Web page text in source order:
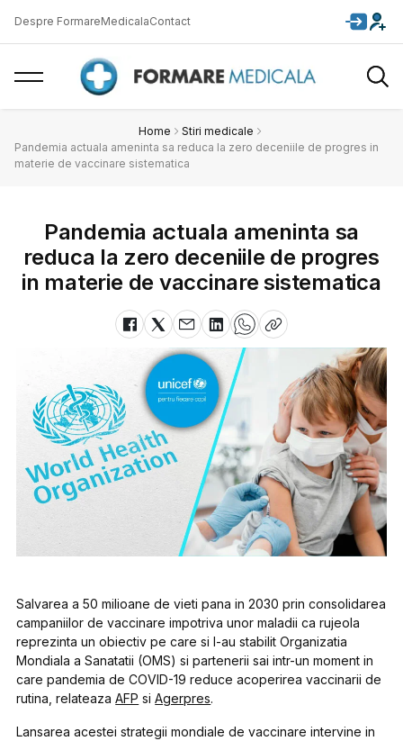
Despre FormareMedicalaContact
Home
Stiri medicale
Pandemia actuala ameninta sa reduca la zero deceniile de progres in
materie de vaccinare sistematica
Pandemia actuala ameninta sa
reduca la zero deceniile de progres
in materie de vaccinare sistematica
Salvarea a 50 milioane de vieti pana in 2030 prin consolidarea
campaniilor de vaccinare impotriva unor maladii ca rujeola
reprezinta un obiectiv pe care si l-au stabilit Organizatia
Mondiala a Sanatatii (OMS) si partenerii sai intr-un moment in
care pandemia de COVID-19 reduce acoperirea vaccinarii de
rutina, relateazaAFP siAgerpres.
Lansarea acestei strategii mondiale de vaccinare intervine in